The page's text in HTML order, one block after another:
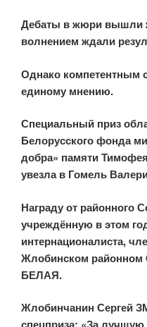
Дебаты в жюри вышли
волнением ждали
Однако компетентным
единому мнению.
Специальный приз
Белорусского фонда
добра» памяти
увезла в Гомель
Награду от районного
учреждённую в этом
интернационалиста,
Жлобинском районном
БЕЛАЯ.
Жлобинчанин Сергей